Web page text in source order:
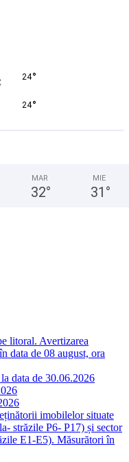
24°
24°
MAR
32°
MIE
31 °
litoral. Avertizarea
data de 08 august, ora
data de 30.06.2026
imobilelor situate
străzile P6- P17) și sector
E1-E5). Măsurători în